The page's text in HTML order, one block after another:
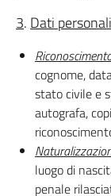
3. Dati
cognome,
stato civile e
autografa,
luogo di
penale